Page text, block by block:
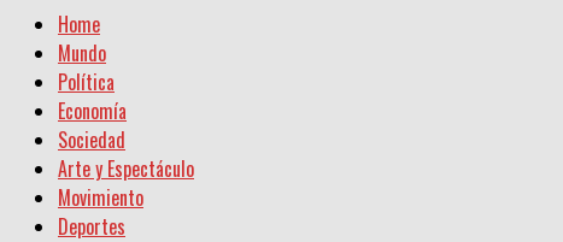
Home
Mundo
Política
Economía
Sociedad
Arte y Espectáculo
Movimiento
Deportes